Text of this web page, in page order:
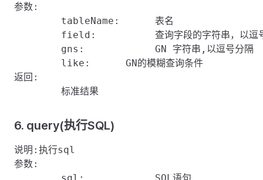
参数:
返回:
6. query(执行SQL)
说明:执行sql
参数: